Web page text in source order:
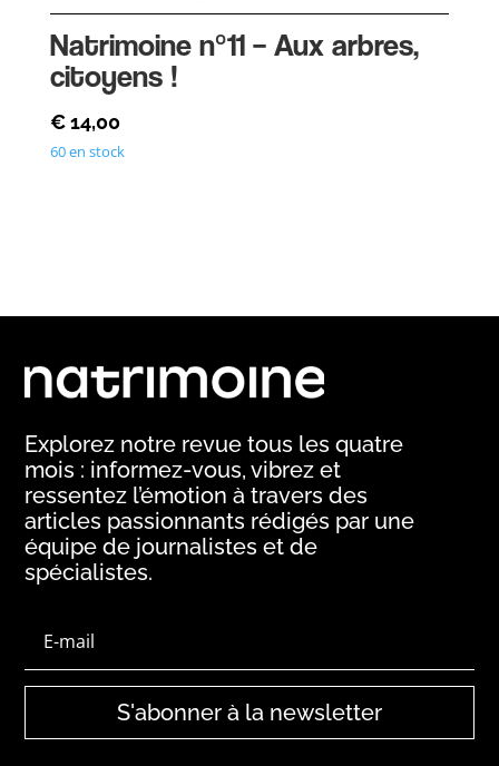
Natrimoine n°11 – Aux arbres,
citoyens !
€14,00
60 en stock
Explorez notre revue tous les quatre
mois : informez-vous, vibrez et
ressentez l’émotion à travers des
articles passionnants rédigés par une
équipe de journalistes et de
spécialistes.
S'abonner à la newsletter